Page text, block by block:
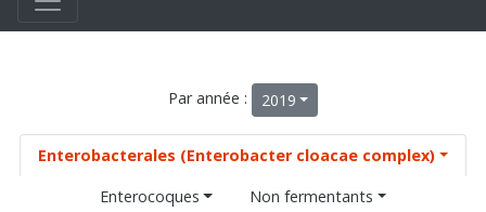
Par année : 2019
Enterobacterales (Enterobacter cloacae complex)
Enterocoques
Non fermentants